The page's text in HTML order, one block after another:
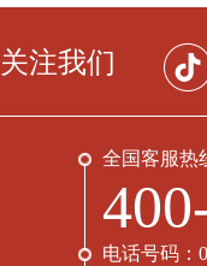
关注我们
全国客服热
电话号码：